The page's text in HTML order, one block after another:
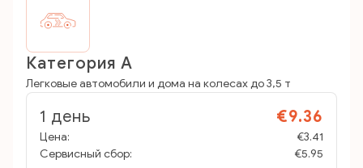
Категория A
Легковые автомобили и дома на колесах до 3,5 т
1 день €9.36
Цена:
€3.41
Сервисный сбор:
€5.95